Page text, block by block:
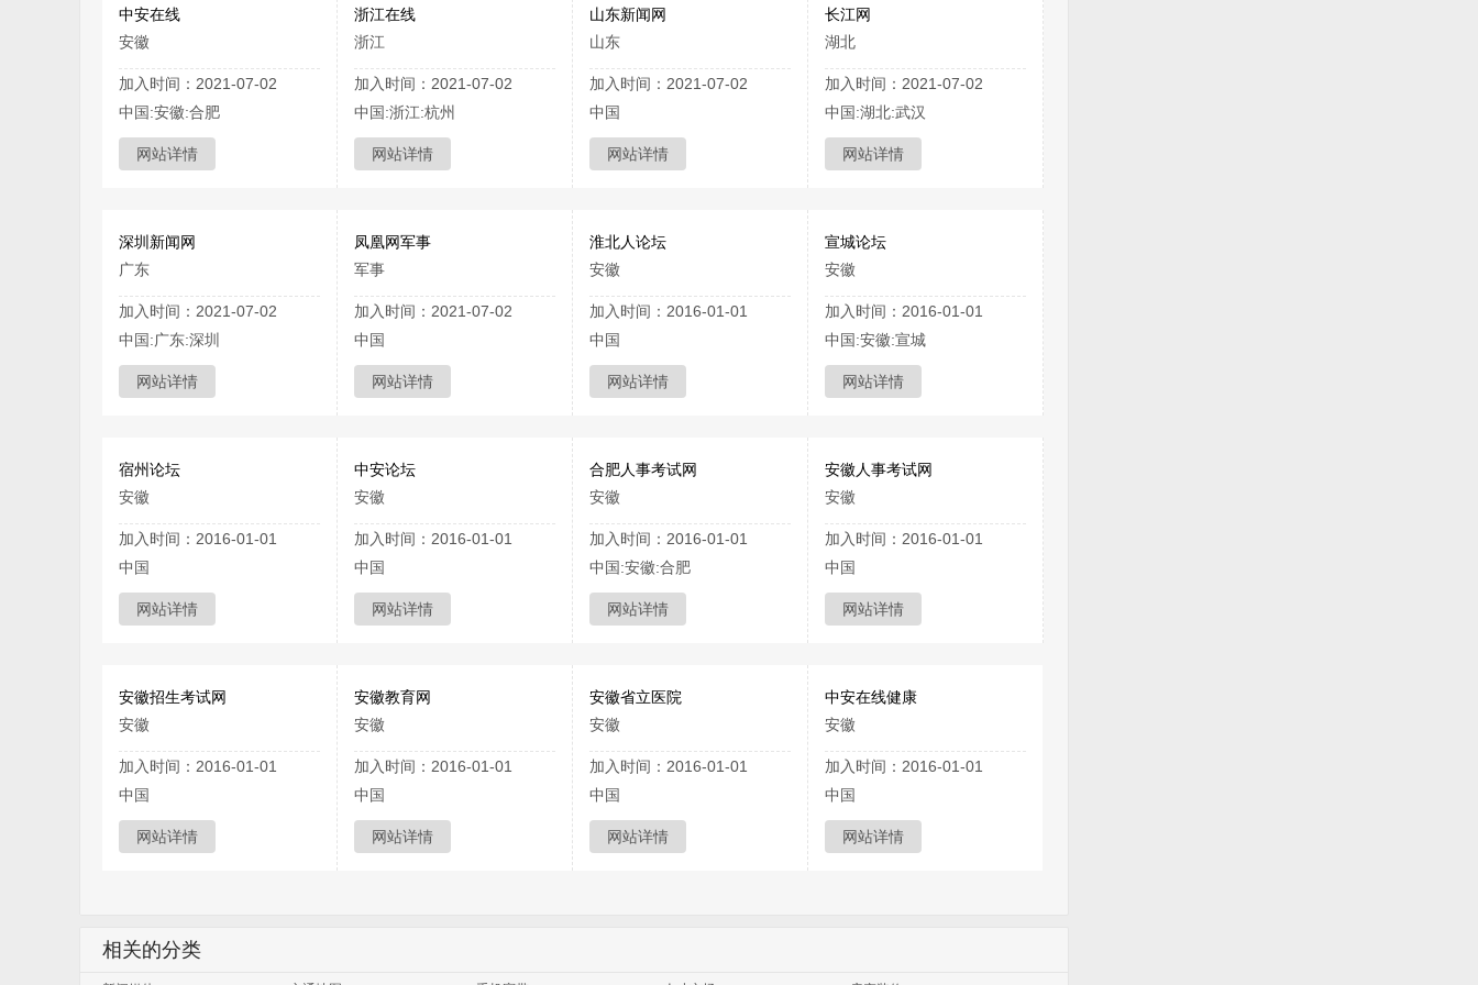
中安在线
安徽
加入时间：2021-07-02
中国:安徽:合肥
网站详情
浙江在线
浙江
加入时间：2021-07-02
中国:浙江:杭州
网站详情
山东新闻网
山东
加入时间：2021-07-02
中国
网站详情
长江网
湖北
加入时间：2021-07-02
中国:湖北:武汉
网站详情
深圳新闻网
广东
加入时间：2021-07-02
中国:广东:深圳
网站详情
凤凰网军事
军事
加入时间：2021-07-02
中国
网站详情
淮北人论坛
安徽
加入时间：2016-01-01
中国
网站详情
宣城论坛
安徽
加入时间：2016-01-01
中国:安徽:宣城
网站详情
宿州论坛
安徽
加入时间：2016-01-01
中国
网站详情
中安论坛
安徽
加入时间：2016-01-01
中国
网站详情
合肥人事考试网
安徽
加入时间：2016-01-01
中国:安徽:合肥
网站详情
安徽人事考试网
安徽
加入时间：2016-01-01
中国
网站详情
安徽招生考试网
安徽
加入时间：2016-01-01
中国
网站详情
安徽教育网
安徽
加入时间：2016-01-01
中国
网站详情
安徽省立医院
安徽
加入时间：2016-01-01
中国
网站详情
中安在线健康
安徽
加入时间：2016-01-01
中国
网站详情
相关的分类